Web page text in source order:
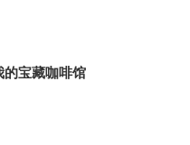
的宝藏咖啡馆